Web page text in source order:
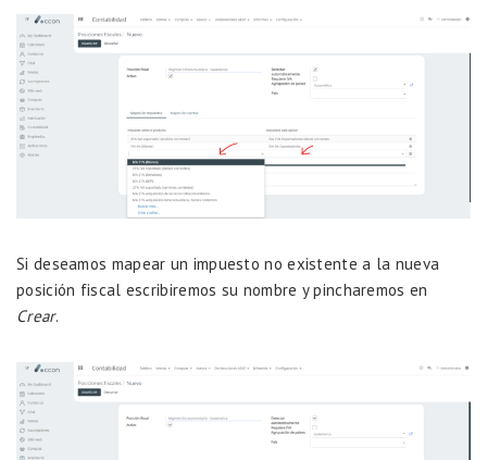
Si deseamos mapear un impuesto no existente a la nueva
posición fiscal escribiremos su nombre y pincharemos en
Crear.